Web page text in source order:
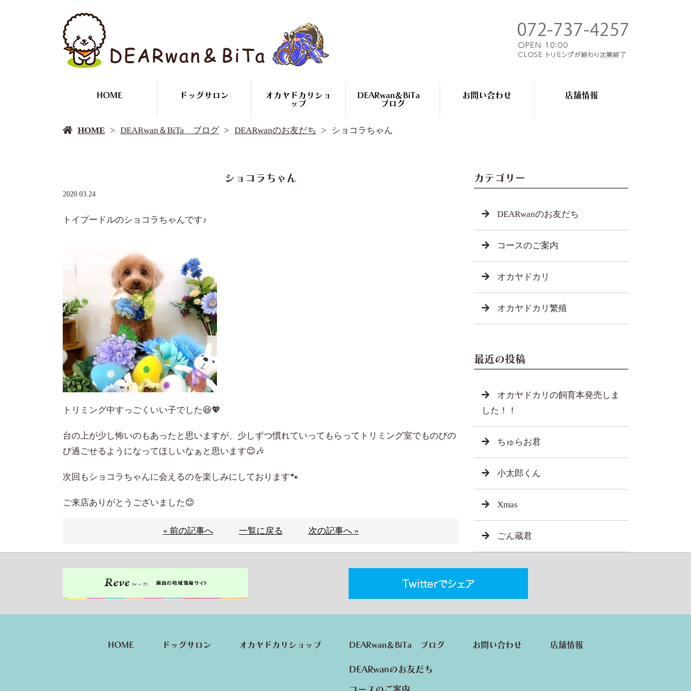
HOME ドッグサロン
オカヤドカリショ
ップ
DEARwan＆BiTa
ブログ
DEARwanのお友だち
コースのご案内
オカヤドカリ
オカヤドカリ繁殖
お問い合わせ 店舗情報
DEARwan＆BiTa ブログ
HOME DEARwan＆BiTa ブログ DEARwanのお友だち ショコラちゃん
ショコラちゃん
2020.03.24
トイプードルのショコラちゃんです♪
トリミング中すっごくいい子でした😆💖
台の上が少し怖いのもあったと思いますが、少しずつ慣れていってもらってトリミング室でものびの
び過ごせるようになってほしいなぁと思います😊🎶
次回もショコラちゃんに会えるのを楽しみにしております🐾
ご来店ありがとうございました😊
« 前の記事へ 一覧に戻る 次の記事へ »
カテゴリー
DEARwanのお友だち
コースのご案内
オカヤドカリ
オカヤドカリ繁殖
最近の投稿
オカヤドカリの飼育本発売しま
した！！
ちゅらお君
小太郎くん
Xmas
ごん蔵君
HOME ドッグサロン オカヤドカリショップ DEARwan＆BiTa ブログ
DEARwanのお友だち
お問い合わせ 店舗情報